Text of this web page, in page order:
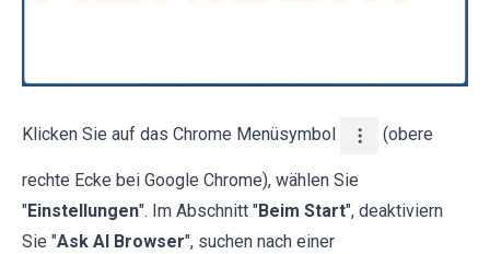
Klicken Sie auf das Chrome Menüsymbol (obere
rechte Ecke bei Google Chrome), wählen Sie
"Einstellungen". Im Abschnitt "Beim Start", deaktiviern
Sie "Ask AI Browser", suchen nach einer